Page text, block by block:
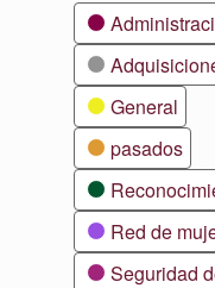
Categorías
General
pasados
Red de
Seguridad